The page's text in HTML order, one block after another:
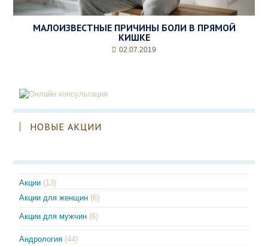
МАЛОИЗВЕСТНЫЕ ПРИЧИНЫ БОЛИ В ПРЯМОЙ
КИШКЕ
02.07.2019
НОВЫЕ АКЦИИ
Акции (13)
Акции для женщин (6)
Акции для мужчин (6)
Андрология (44)